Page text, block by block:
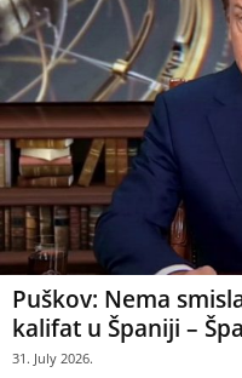
Puškov: Nema
kalifat u Španiji –
31. July 2026.